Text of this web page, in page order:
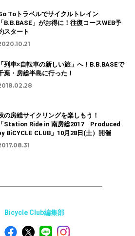
Toトラベルでサイクルトレイン
「B.B.BASE」がお得に！往復コースWEB予
スタート
「列車×自転車の新しい旅」へ！B.B.BASEで
葉・房総半島に行った！
の房総サイクリングを楽しもう！
「Station Ride in 南房総2017 Produced
BiCYCLE CLUB」10月28日(土）開催
Bicycle Club編集部